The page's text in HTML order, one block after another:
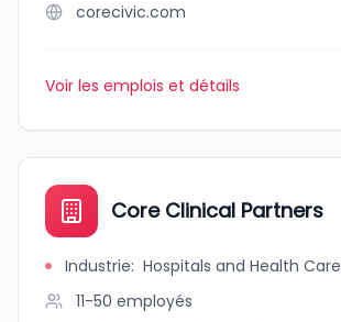
corecivic.com
Voir les emplois et détails
Core Clinical Partners
Industrie: Hospitals and Health Care
11-50 employés